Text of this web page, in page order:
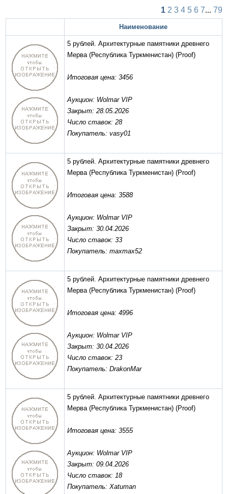
1 2 3 4 5 6 7... 79
Наименование
5 рублей. Архитектурные памятники древнего
Мерва (Республика Туркменистан) (Proof)
Итоговая цена: 3456
Аукцион: Wolmar VIP
Закрыт: 28.05.2026
Число ставок: 28
Покупатель: vasy01
5 рублей. Архитектурные памятники древнего
Мерва (Республика Туркменистан) (Proof)
Итоговая цена: 3588
Аукцион: Wolmar VIP
Закрыт: 30.04.2026
Число ставок: 33
Покупатель: maxmax52
5 рублей. Архитектурные памятники древнего
Мерва (Республика Туркменистан) (Proof)
Итоговая цена: 4996
Аукцион: Wolmar VIP
Закрыт: 30.04.2026
Число ставок: 23
Покупатель: DrakonMar
5 рублей. Архитектурные памятники древнего
Мерва (Республика Туркменистан) (Proof)
Итоговая цена: 3555
Аукцион: Wolmar VIP
Закрыт: 09.04.2026
Число ставок: 18
Покупатель: Xatuman